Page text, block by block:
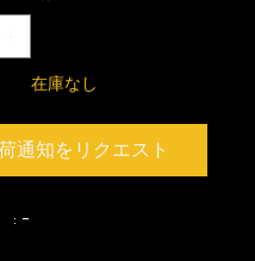
在庫なし
通知をリクエスト
-